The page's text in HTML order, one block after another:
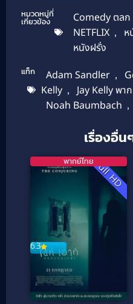
หมวดหมู่ที่
เกี่ยวข้อง Comedy ตลก
NETFLIX , ห
หนังฝรั่ง
แท็ก Adam Sandler ,
Kelly , Jay Kelly พา
Noah Baumbach ,
เรื่องอื่น
Full HD
6.3
พากย์ไทย